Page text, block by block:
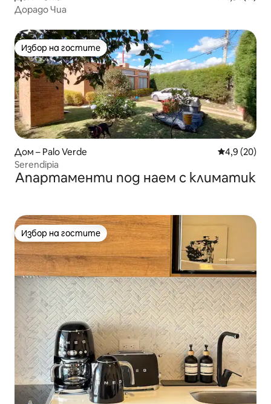
Дорадо Чиа
Избор на гостите
Избор на гостите
Дом – Palo Verde Средна
4,9 (20)
Serendipia
Апартаменти под наем с климатик
Избор на гостите
Избор на гостите